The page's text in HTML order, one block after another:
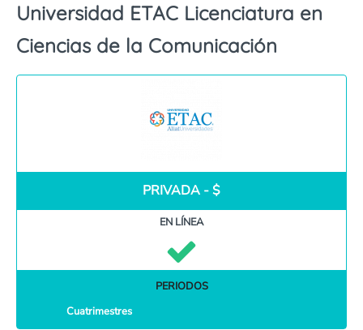
Universidad ETAC Licenciatura en
Ciencias de la Comunicación
PRIVADA - $
EN LÍNEA
PERIODOS
Cuatrimestres